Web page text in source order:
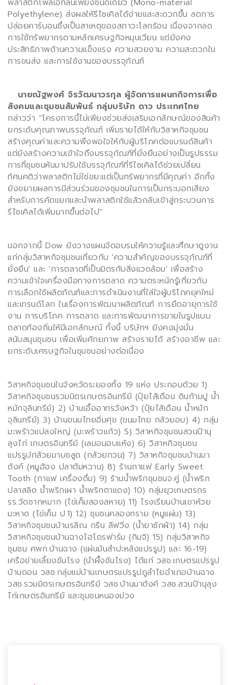
Polyethylene) ส่งผลให้รีไซเคิลได้ง่ายและสะดวกขึ้น ลดการ
ปล่อยคาร์บอนซึ่งเป็นสาเหตุของสภาวะโลกร้อน เนื่องจากลด
การใช้ทรัพยากรตามหลักเศรษฐกิจหมุนเวียน แต่ยังคง
ประสิทธิภาพด้านความแข็งแรง ความสวยงาม ความสะดวกใน
การขนส่ง และการใช้งานของบรรจุภัณฑ์
นายณัฐพงศ์ จิรวัฒนาวรกุล ผู้จัดการแผนกกิจการเพื่อ
สังคมและชุมชนสัมพันธ์ กลุ่มบริษัท ดาว ประเทศไทย
กล่าวว่า “โครงการนี้ไม่เพียงช่วยส่งเสริมเอกลักษณ์ของสินค้า
ยกระดับคุณภาพบรรจุภัณฑ์ เพิ่มรายได้ให้กับวิสาหกิจชุมชน
สร้างคุณค่าและความพึงพอใจให้กับผู้บริโภคต่อแบรนด์สินค้า
แต่ยังสร้างความเข้าใจถึงบรรจุภัณฑ์ที่ยั่งยืนอย่างเป็นรูปธรรม
การที่ชุมชนหันมาปรับใช้บรรจุภัณฑ์ที่รีไซเคิลได้ช่วยเปลี่ยน
ทัศนคติว่าพลาสติกไม่ใช่ขยะแต่เป็นทรัพยากรที่มีคุณค่า อีกทั้ง
ยังขยายผลการมีส่วนร่วมของชุมชนในการเป็นกระบอกเสียง
สำหรับการคัดแยกและนำพลาสติกใช้แล้วกลับเข้าสู่กระบวนการ
รีไซเคิลได้เพิ่มมากขึ้นต่อไป”
นอกจากนี้ Dow ยังวางแผนจัดอบรมให้ความรู้และศึกษาดูงาน
แก่กลุ่มวิสาหกิจชุมชนเกี่ยวกับ 'ความสำคัญของบรรจุภัณฑ์ที่
ยั่งยืน' และ 'การตลาดที่เป็นมิตรกับสิ่งแวดล้อม' เพื่อสร้าง
ความเข้าใจเครื่องมือทางการตลาด ความตระหนักรู้เกี่ยวกับ
การเลือกใช้ผลิตภัณฑ์และการดำเนินงานที่ใส่ใจผู้บริโภคยุคใหม่
และเทรนด์โลก ในเรื่องการพัฒนาผลิตภัณฑ์ การยืดอายุการใช้
งาน การบริโภค การตลาด และการพัฒนาการขายในรูปแบบ
ตลาดท้องถิ่นให้มีเอกลักษณ์ ทั้งนี้ บริษัทฯ ยังคงมุ่งมั่น
สนับสนุนชุมชน เพื่อเพิ่มศักยภาพ สร้างรายได้ สร้างอาชีพ และ
ยกระดับเศรษฐกิจในชุมชนอย่างต่อเนื่อง
วิสาหกิจชุมชนในจังหวัดระยองทั้ง 19 แห่ง ประกอบด้วย 1)
วิสาหกิจชุมชนรวมมิตรเกษตรอินทรีย์ (ปุ๋ยไส้เดือน ดินก้ามปู น้ำ
หมักจุลินทรีย์) 2) บ้านเอื้ออาทรวังหว้า (ปุ๋ยไส้เดือน น้ำหมัก
จุลินทรีย์) 3) บ้านขนมไทยอิ่มศุข (ขนมไทย กล้วยอบ) 4) กลุ่ม
มะพร้าวแปลงใหญ่ (มะพร้าวแก้ว) 5) วิสาหกิจชุมชนสวนป้านุ
ลุงไก่ เกษตรอินทรีย์ (เลมอนอบแห้ง) 6) วิสาหกิจชุมชน
แปรรูปกล้วยมาบชลูด (กล้วยกวน) 7) วิสาหกิจชุมชนบ้านมา
ตังค์ (หมูฮ้อง ปลาต้มหวาน) 8) ร้านกาแฟ Early Sweet
Tooth (กาแฟ เครื่องดื่ม) 9) ร้านน้ำพริกชุมชนจ.คู่ (น้ำพริก
ปลาสลิด น้ำพริกเผา น้ำพริกตาแดง) 10) กลุ่มยุวเกษตรกร
รร.วัดชากหมาก (ไข่เค็มสองสหาย) 11) โรงเรียนบ้านเขาห้วย
มะหาด (ไข่เค็ม ป.1) 12) ชุมชนคลองทราย (หมูแผ่น) 13)
วิสาหกิจชุมชนบ้านรลิณ กรีน ลีฟวิ่ง (น้ำยาซักผ้า) 14) กลุ่ม
วิสาหกิจชุมชนบ้านฉางไฮโดรฟาร์ม (กิมจิ) 15) กลุ่มวิสาหกิจ
ชุมชน ศพก.บ้านฉาง (แผ่นมันสำปะหลังแปรรูป) และ 16-19)
เครือข่ายเลี้ยงชันโรง (นำผึ้งชันโรง) ได้แก่ วสช.เกษตรแปรรูป
บ้านดอน วสช.กลุ่มแม่บ้านเกษตรแปรรูปภูลำไยอำเภอบ้านฉาง
วสช.รวมมิตรเกษตรอินทรีย์ วสช.บ้านมาตังค์ วสช.สวนป้านุลุง
ไก่เกษตรอินทรีย์ และชุมชนหนองม่วง